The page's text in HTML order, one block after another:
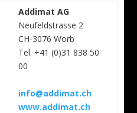
Addimat AG
Neufeldstrasse 2
CH-3076 Worb
Tel. +41 (0)31 838 50
00
info@addimat.ch
www.addimat.ch